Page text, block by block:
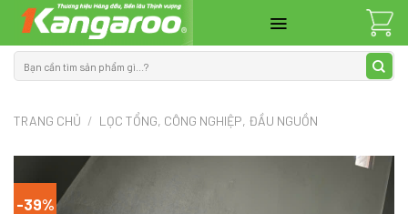
content
kiếm:
TRANG CHỦ / LỌC TỔNG, CÔNG NGHIỆP, ĐẦU NGUỒN
-39%